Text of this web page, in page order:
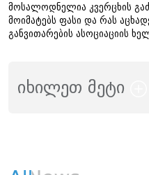
მოსალოდნელია კვერცხის
მოიმატებს ფასი და რას
განვითარების ასოციაციის
იხილეთ მეტი